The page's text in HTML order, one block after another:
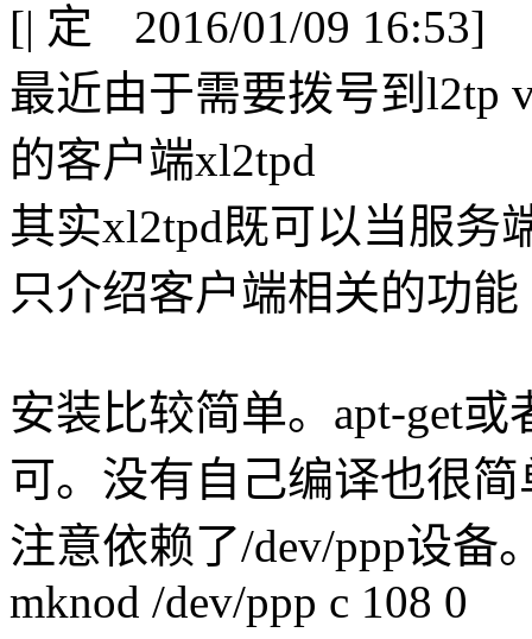
[|
2016/01/09 16:53]
最近由于需要拨号到l2tp
的客户端xl2tpd
其实xl2tpd既可以当服务
只介绍客户端相关的功能
安装比较简单。apt-get
可。没有自己编译也很简
注意依赖了/dev/ppp设备
mknod /dev/ppp c 108 0